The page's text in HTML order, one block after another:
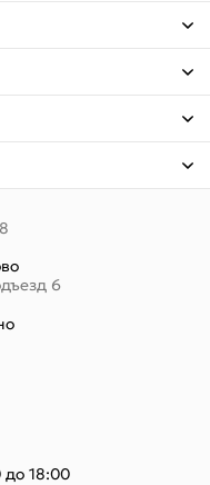
6
до 18:00